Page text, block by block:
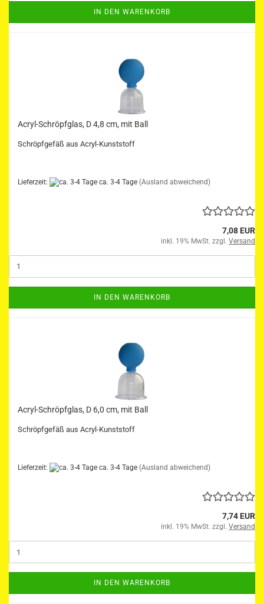
IN DEN WARENKORB
Acryl-Schröpfglas, D 4,8 cm, mit Ball
Schröpfgefäß aus Acryl-Kunststoff
Lieferzeit: ca. 3-4 Tage (Ausland abweichend)
7,08 EUR
inkl. 19% MwSt. zzgl. Versand
IN DEN WARENKORB
Acryl-Schröpfglas, D 6,0 cm, mit Ball
Schröpfgefäß aus Acryl-Kunststoff
Lieferzeit: ca. 3-4 Tage (Ausland abweichend)
7,74 EUR
inkl. 19% MwSt. zzgl. Versand
IN DEN WARENKORB